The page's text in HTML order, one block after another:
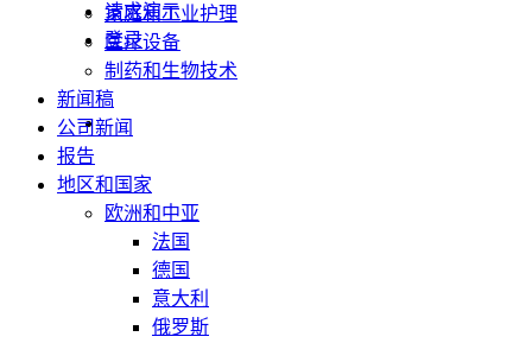
请求演示
登录
家庭和工业护理
医疗设备
制药和生物技术
新闻稿
公司新闻
报告
地区和国家
欧洲和中亚
法国
德国
意大利
俄罗斯